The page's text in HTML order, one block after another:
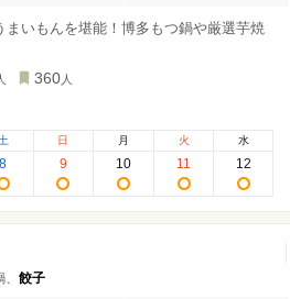
まいもんを堪能！博多もつ鍋や厳選芋焼
360 人
8
日
9
月
10
火
11
水
12
餃子